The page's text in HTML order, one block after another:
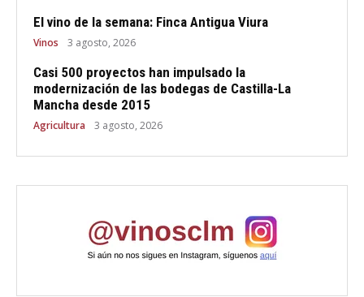
El vino de la semana: Finca Antigua Viura
Vinos 3 agosto, 2026
Casi 500 proyectos han impulsado la
modernización de las bodegas de Castilla-La
Mancha desde 2015
Agricultura 3 agosto, 2026